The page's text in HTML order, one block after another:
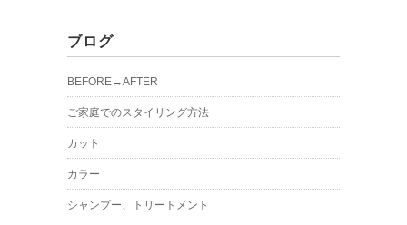
ブログ
BEFORE→AFTER
ご家庭でのスタイリング方法
カット
カラー
シャンプー、トリートメント